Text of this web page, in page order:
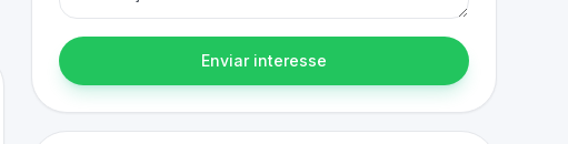
Enviar interesse